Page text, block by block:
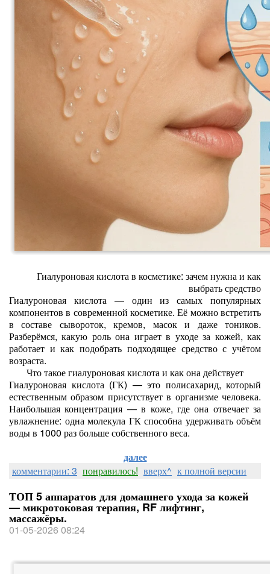
Гиалуроновая кислота в косметике: зачем нужна и как
выбрать средство
Гиалуроновая кислота — один из самых популярных
компонентов в современной косметике. Её можно встретить
в составе сывороток, кремов, масок и даже тоников.
Разберёмся, какую роль она играет в уходе за кожей, как
работает и как подобрать подходящее средство с учётом
возраста.
Что такое гиалуроновая кислота и как она действует
Гиалуроновая кислота (ГК) — это полисахарид, который
естественным образом присутствует в организме человека.
Наибольшая концентрация — в коже, где она отвечает за
увлажнение: одна молекула ГК способна удерживать объём
воды в 1000 раз больше собственного веса.
далее
комментарии: 3 понравилось! вверх^ к полной версии
ТОП 5 аппаратов для домашнего ухода за кожей
— микротоковая терапия, RF лифтинг,
массажёры.
01-05-2026 08:24